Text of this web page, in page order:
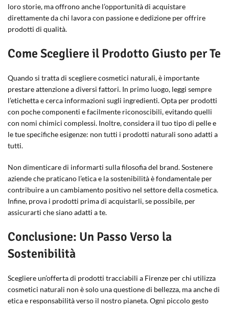
loro storie, ma offrono anche l’opportunità di acquistare
direttamente da chi lavora con passione e dedizione per offrire
prodotti di qualità.
Come Scegliere il Prodotto Giusto per Te
Quando si tratta di scegliere cosmetici naturali, è importante
prestare attenzione a diversi fattori. In primo luogo, leggi sempre
l’etichetta e cerca informazioni sugli ingredienti. Opta per prodotti
con poche componenti e facilmente riconoscibili, evitando quelli
con nomi chimici complessi. Inoltre, considera il tuo tipo di pelle e
le tue specifiche esigenze: non tutti i prodotti naturali sono adatti a
tutti.
Non dimenticare di informarti sulla filosofia del brand. Sostenere
aziende che praticano l’etica e la sostenibilità è fondamentale per
contribuire a un cambiamento positivo nel settore della cosmetica.
Infine, prova i prodotti prima di acquistarli, se possibile, per
assicurarti che siano adatti a te.
Conclusione: Un Passo Verso la
Sostenibilità
Scegliere un’offerta di prodotti tracciabili a Firenze per chi utilizza
cosmetici naturali non è solo una questione di bellezza, ma anche di
etica e responsabilità verso il nostro pianeta. Ogni piccolo gesto